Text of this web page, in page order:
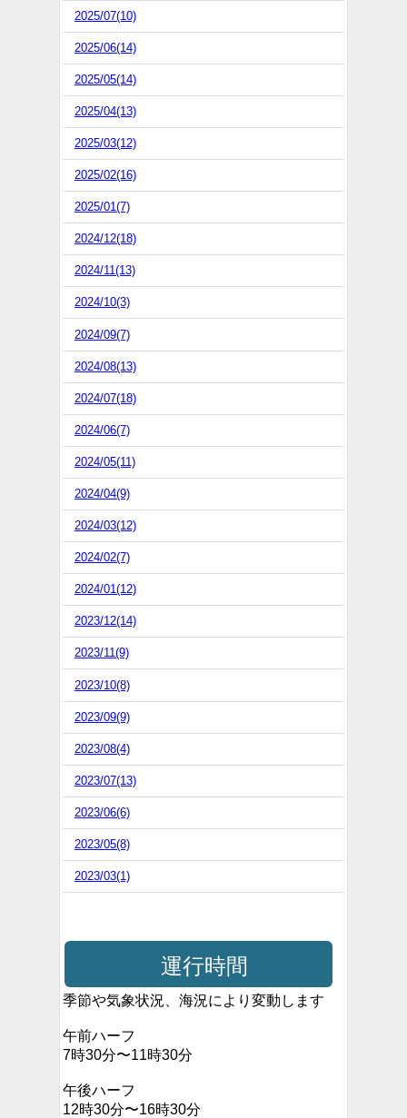
2025/07(10)
2025/06(14)
2025/05(14)
2025/04(13)
2025/03(12)
2025/02(16)
2025/01(7)
2024/12(18)
2024/11(13)
2024/10(3)
2024/09(7)
2024/08(13)
2024/07(18)
2024/06(7)
2024/05(11)
2024/04(9)
2024/03(12)
2024/02(7)
2024/01(12)
2023/12(14)
2023/11(9)
2023/10(8)
2023/09(9)
2023/08(4)
2023/07(13)
2023/06(6)
2023/05(8)
2023/03(1)
運行時間
季節や気象状況、海況により変動します
午前ハーフ
7時30分〜11時30分
午後ハーフ
12時30分〜16時30分